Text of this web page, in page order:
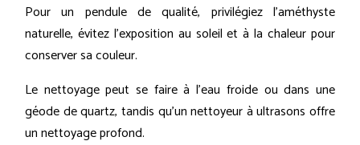
Pour un pendule de qualité, privilégiez l'améthyste
naturelle, évitez l'exposition au soleil et à la chaleur pour
conserver sa couleur.
Le nettoyage peut se faire à l'eau froide ou dans une
géode de quartz, tandis qu'un nettoyeur à ultrasons offre
un nettoyage profond.